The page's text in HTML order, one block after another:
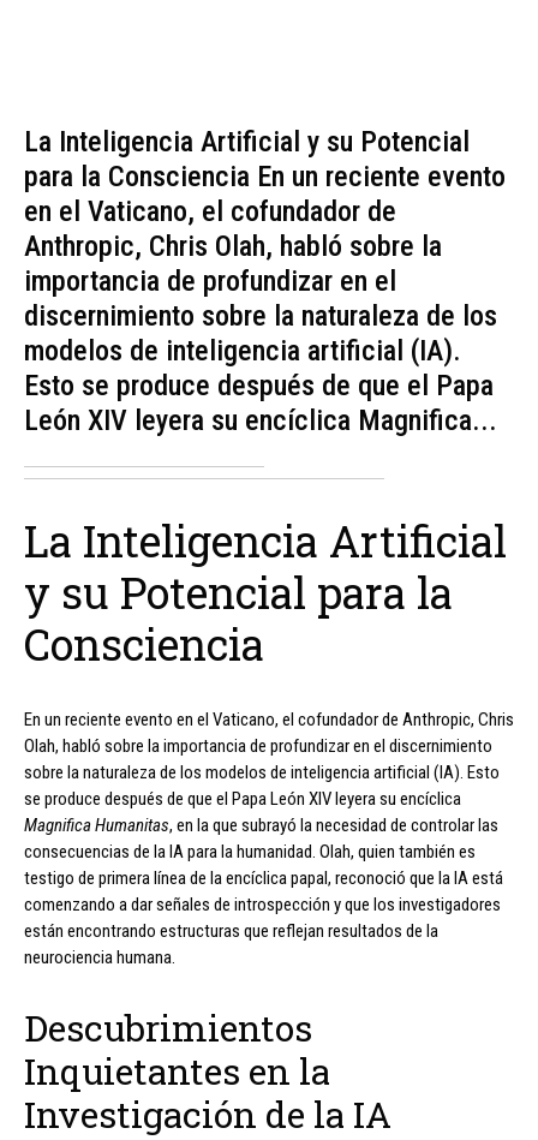
La Inteligencia Artificial y su Potencial
para la Consciencia En un reciente evento
en el Vaticano, el cofundador de
Anthropic, Chris Olah, habló sobre la
importancia de profundizar en el
discernimiento sobre la naturaleza de los
modelos de inteligencia artificial (IA).
Esto se produce después de que el Papa
León XIV leyera su encíclica Magnifica...
La Inteligencia Artificial
y su Potencial para la
Consciencia
En un reciente evento en el Vaticano, el cofundador de Anthropic, Chris
Olah, habló sobre la importancia de profundizar en el discernimiento
sobre la naturaleza de los modelos de inteligencia artificial (IA). Esto
se produce después de que el Papa León XIV leyera su encíclica
Magnifica Humanitas, en la que subrayó la necesidad de controlar las
consecuencias de la IA para la humanidad. Olah, quien también es
testigo de primera línea de la encíclica papal, reconoció que la IA está
comenzando a dar señales de introspección y que los investigadores
están encontrando estructuras que reflejan resultados de la
neurociencia humana.
Descubrimientos
Inquietantes en la
Investigación de la IA